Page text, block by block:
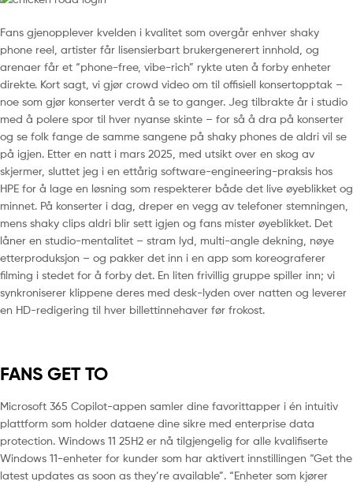
Fans gjenopplever kvelden i kvalitet som overgår enhver shaky
phone reel, artister får lisensierbart brukergenerert innhold, og
arenaer får et “phone-free, vibe-rich” rykte uten å forby enheter
direkte. Kort sagt, vi gjør crowd video om til offisiell konsertopptak –
noe som gjør konserter verdt å se to ganger. Jeg tilbrakte år i studio
med å polere spor til hver nyanse skinte – for så å dra på konserter
og se folk fange de samme sangene på shaky phones de aldri vil se
på igjen. Etter en natt i mars 2025, med utsikt over en skog av
skjermer, sluttet jeg i en ettårig software-engineering-praksis hos
HPE for å lage en løsning som respekterer både det live øyeblikket og
minnet. På konserter i dag, dreper en vegg av telefoner stemningen,
mens shaky clips aldri blir sett igjen og fans mister øyeblikket. Det
låner en studio-mentalitet – stram lyd, multi-angle dekning, nøye
etterproduksjon – og pakker det inn i en app som koreograferer
filming i stedet for å forby det. En liten frivillig gruppe spiller inn; vi
synkroniserer klippene deres med desk-lyden over natten og leverer
en HD-redigering til hver billettinnehaver før frokost.
FANS GET TO
Microsoft 365 Copilot-appen samler dine favorittapper i én intuitiv
plattform som holder dataene dine sikre med enterprise data
protection. Windows 11 25H2 er nå tilgjengelig for alle kvalifiserte
Windows 11-enheter for kunder som har aktivert innstillingen “Get the
latest updates as soon as they’re available”. “Enheter som kjører